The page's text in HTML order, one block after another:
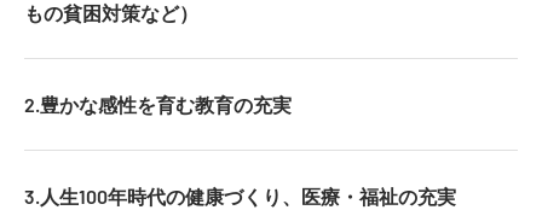
もの貧困対策など）
2.豊かな感性を育む教育の充実
3.人生100年時代の健康づくり、医療・福祉の充実